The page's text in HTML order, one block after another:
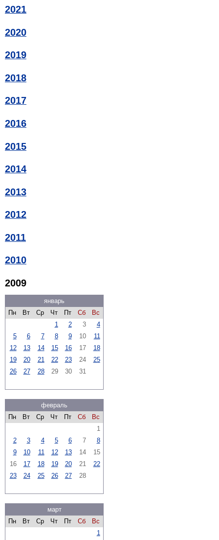
2021
2020
2019
2018
2017
2016
2015
2014
2013
2012
2011
2010
2009
январь
Пн
Вт Ср Чт Пт Сб
Вс
1
2 3
4
5
6 7 8 9 10
11
12
13 14 15 16 17
18
19
20 21 22 23 24
25
26
27 28 29 30 31
февраль
Пн
Вт Ср Чт Пт Сб
Вс
1
2
3 4 5 6 7
8
9
10 11 12 13 14
15
16
17 18 19 20 21
22
23
24 25 26 27 28
март
Пн
Вт Ср Чт Пт Сб
Вс
1